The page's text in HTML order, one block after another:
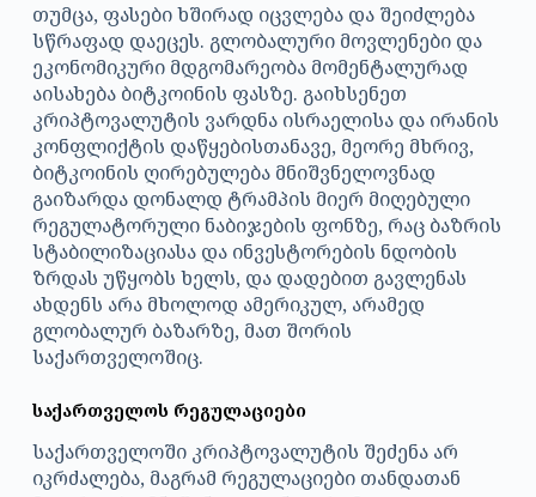
თუმცა, ფასები ხშირად იცვლება და შეიძლება
სწრაფად დაეცეს. გლობალური მოვლენები და
ეკონომიკური მდგომარეობა მომენტალურად
აისახება ბიტკოინის ფასზე. გაიხსენეთ
კრიპტოვალუტის ვარდნა ისრაელისა და ირანის
კონფლიქტის დაწყებისთანავე, მეორე მხრივ,
ბიტკოინის ღირებულება მნიშვნელოვნად
გაიზარდა დონალდ ტრამპის მიერ მიღებული
რეგულატორული ნაბიჯების ფონზე, რაც ბაზრის
სტაბილიზაციასა და ინვესტორების ნდობის
ზრდას უწყობს ხელს, და დადებით გავლენას
ახდენს არა მხოლოდ ამერიკულ, არამედ
გლობალურ ბაზარზე, მათ შორის
საქართველოშიც.
საქართველოს რეგულაციები
საქართველოში კრიპტოვალუტის შეძენა არ
იკრძალება, მაგრამ რეგულაციები თანდათან